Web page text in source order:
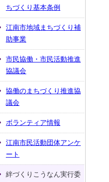
ちづくり基本条例
江南市地域まちづくり補
助事業
市民協働・市民活動推進
協議会
協働のまちづくり推進協
議会
ボランティア情報
江南市民活動団体アンケ
ート
絆づくりこうなん実行委